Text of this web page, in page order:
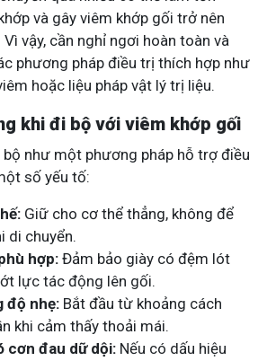
và gây viêm khớp gối trở nên
vậy, cần nghỉ ngơi hoàn toàn và
phương pháp điều trị thích hợp như
hoặc liệu pháp vật lý trị liệu.
khi đi bộ với viêm khớp gối
bộ như một phương pháp hỗ trợ điều
số yếu tố:
Giữ cho cơ thể thẳng, không để
di chuyển.
hợp: Đảm bảo giày có đệm lót
lực tác động lên gối.
độ nhẹ: Bắt đầu từ khoảng cách
khi cảm thấy thoải mái.
cơn đau dữ dội: Nếu có dấu hiệu